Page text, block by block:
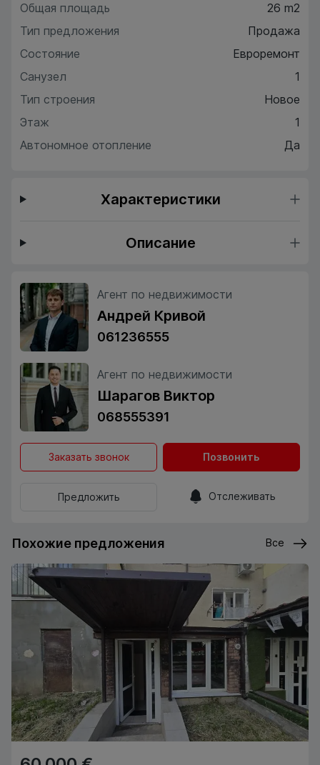
Общая площадь
26 m2
Тип предложения
Продажа
Состояние
Евроремонт
Санузел
1
Тип строения
Новое
Этаж
1
Автономное отопление
Да
Характеристики
Описание
Агент по недвижимости
Андрей Кривой
061236555
Агент по недвижимости
Шарагов Виктор
068555391
Заказать звонок Позвонить
Предложить Отслеживать
Похожие предложения Все